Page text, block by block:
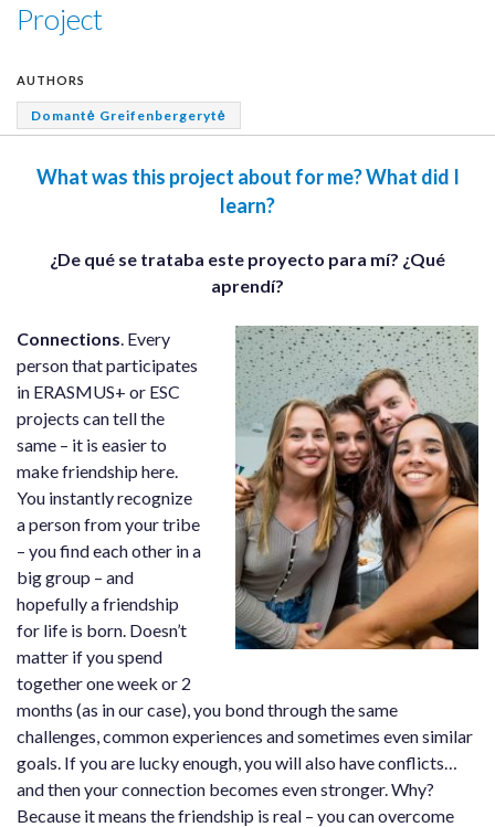
Project
AUTHORS
Domantė Greifenbergerytė
What was this project about for me? What did I
learn?
¿De qué se trataba este proyecto para mí? ¿Qué
aprendí?
Connections . Every
person that participates
in ERASMUS+ or ESC
projects can tell the
same – it is easier to
make friendship here.
You instantly recognize
a person from your tribe
– you find each other in a
big group – and
hopefully a friendship
for life is born. Doesn’t
matter if you spend
together one week or 2
months (as in our case), you bond through the same
challenges, common experiences and sometimes even similar
goals. If you are lucky enough, you will also have conflicts…
and then your connection becomes even stronger. Why?
Because it means the friendship is real – you can overcome